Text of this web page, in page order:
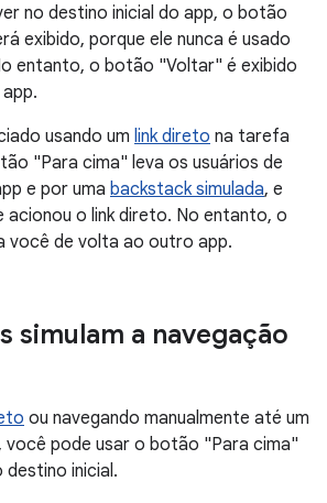
no destino inicial do app, o botão
exibido, porque ele nunca é usado
entanto, o botão "Voltar" é exibido
usando um link direto na tarefa
"Para cima" leva os usuários de
e por uma backstack simulada, e
acionou o link direto. No entanto, o
você de volta ao outro app.
simulam a navegação
ou navegando manualmente até um
pode usar o botão "Para cima"
inicial.